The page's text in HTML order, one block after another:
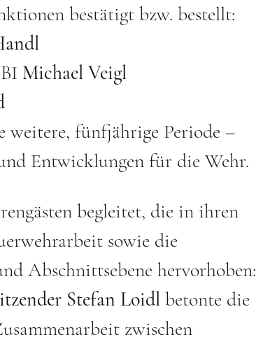
bestätigt bzw. bestellt:
BI Michael Veigl
fünfjährige Periode –
Entwicklungen für die Wehr.
begleitet, die in ihren
sowie die
Abschnittsebene hervorhoben:
Stefan Loidl betonte die
zwischen